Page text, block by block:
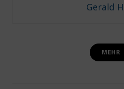
Gerald
MEHR